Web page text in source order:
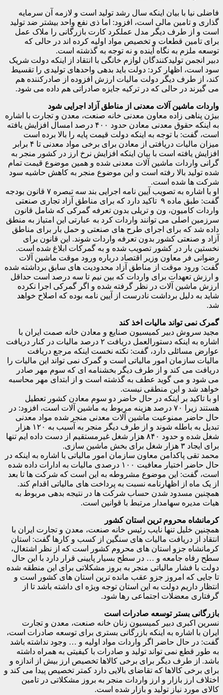
فاضلی نیا با بیان اینکه سال رشد تولید است و لازمه آن سرمایه
گذاری و تامین مالی است، افزود: اما ذی نفع واحد بیشتر ضد تولید
است و از طرف دیگر مدل عملکرد کارت بازرگانی را ملاک عمل
برای تامین قطعات و تخصیص مواد اولیه کرده اند در حالی که
توسعه ملزم به نگاه آینده و نه توجه به گذشته است.
دبیر انجمن تولیدکنندگان لوازم خانگی با انتقاد از اینکه دولت شریک
سود است، اظهار کرد: دولت باید بدهی واحد‌های تولیدی را تقسیط
کند، از طرف دیگر دولت مالیات ارزش افزوده از صادرکننده هم
می گیرند در حالی که در ترکیه جایزه صادراتی هم داده می شود.
واردات ماشین آلات معدنی از مناطق آزاد اجرایی شود
بیژن پناهی زاده معاون معدنی خانه صنعت، معدن و تجارت با اشاره
به اینکه حقوق معدنی معادن حدود ۴۰۰ درصد امسال افزایش یافته
است، گفت: با توجه به اینکه دولت قیمت پایه را بالا برده است
میزان مالیات دریافتی از معادن برای برخی مواد معدنی تا ۴ برابر
افزایش یافته است با بیان اینکه افزایش نرخ ارز در کشور منجر به
گرانی واردات ماشین آلات معدنی شده و همین موضوع قیمت تمام
شده تولید بالا رفته است و این موضوع منجر به کاهش حاشیه سود
شرکت ها شده است.
او با اشاره به تصویب آیین نامه اجرایی بند سه تبصره ۷ قانون بودجه
گفت: طبق ماده ۹ تاکید دارد که برای مناطق آزاد تجاری صنعتی
واردات کامیون، ون و تریلی بدون تعرفه گمرکی که شامل قانون
سرزمین اصلی می توانند واردات کرد به عبارتی این امتیاز به منطق
داده شد که برای اجرای طرح های صنعتی و حمل بار برای مناطق
آزاد و صنعتی کشور بدون تعرفه واردات شوند. این قانون برای
نخستین بار در کشور تصویب شده و به گمرکات ابلاغ شده است.
رضوانی فر معاون وزیر اقتصاد درباره ورود موقت ماشین آلات
گفت: ورود موقت از مناطق آزاد محدودیت های سابق برداشته شده
و ارزش تعهدات برای واردات که بین نیم تا سه درصد است حداقل
ارزش ماشین آلات در نظر گرفته شده و اگر گمرکی اجرا نکرده
شاید به دلیل برداشت نادرست از آیین نامه بوده که اصلاح خواهد
شد.
گمرک نمی تواند مالیات اخذ کند
مجید سروش دبیر کمیسیون صنایع و معادن خانه صمت ایران با
اشاره به اینکه دستورالعمل دریافت ۲ درصد مالیات در کنار دریافت
عوارض مسائلی دارد، گفت: نکته نخست اینکه مرجع دریافت
مالیات سازمان امور مالیاتی است و گمرک نمی تواند این مالیات را
دریافت می کند و از طرف دیگر بخشنامه ای که سوم مهر صادر
می شود و می گوید عطف به گذشته است و از ابتدای مهر محاسبه
خواهد شد و این منطقی نیست.
او با تاکید بر اینکه در حال حاضر دو سوم معادن کشور تعطیل
هستند زیرا ۷۰ درصد هزینه مربوط به ماشین آلات است، افزود: در
حال حاضر ممنوعیت ماشین آلات معدنی منجر شده مواد معدنی
تبدیل به باطله شوند و از طرف دیگر منجر به آسیب به ۱۲۰ هزار
شغل شده و حدود ۸۴۰ هزار شغل غیرمستقیم از دست داده ایم تنها
برای ایجاد ۳ هزار شغل برای بخش ماشین سازی.
محمد تقی پاکدامن معاون سازمان امور مالیاتی با اشاره به اینکه در
حال حاضر اختیار معافیت ۱۰۰ درصدی مالیات به ادارات داده شده
است، گفت: این موضوع مشروطه به این است که شرکت ها تا بعد
از یک ماه از اظهارنامه نسبت به پرداخت های مالیاتی اقدام کند.
همچنین مسدود شدن حساب شرکت ها در نتیجه بدهی مربوط به
هیات مدیره سهامدار مرتبط با قوانین است.
کرمانشاه محروم ترین استان کشور
همچنین خلیل تنها نایب رئیس خانه صنعت، معدن و تجارت ایران با
انتقاد از دریافت مالیات های سنگین از کسب و کارها گفت: استان
کرمانشاه جزو استان های محروم کشور است که از نظر اشتغال،
سطح رفاه جامعه و … در سطح بسیار پایینی قرار دارد با این حال
دولت با فشار مالیاتی منجر به بروز مشکلاتی برای این منطقه شده
تا جایی که امروز جزو عقب مانده ترین استان های کشور است و
انتظار داریم دولت به این استان توجه ویژه ای داشته باشد تا از
گرفتاری معضلات اجتماعی رها شود.
بازرگانی بستر توسعه صادرات است
نسرین اکبری دبیر کمیسیون زنان خانه صنعت، معدن و تجارت
ایران با اشاره به اینکه بازرگانی بستری برای توسعه صادرات است،
گفت: در حال حاضر اگر واردات مواد اولیه و … وجود نداشته باشد
به طور قطع نمی تواند تولید و صادرات با کیفیتی به همراه داشته
باشد. از طرف دیگر برای برخی کالاها تخصیص ارز بیش از اندازه و
برای برخی کالاها که تقاضای بالایی دارد کمتر تخصیص پیدا می کند و
اختلاف ارز بازار و ارز واردات منجر به بروز مشکلاتی در تامین
کالای مورد نیاز تولید و بازار شده است.